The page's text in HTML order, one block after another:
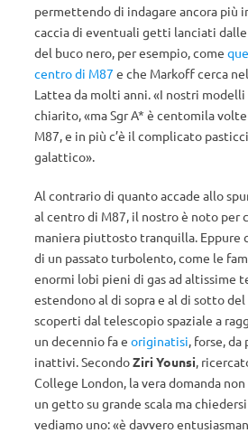
permettendo di indagare ancora più
caccia di eventuali getti lanciati
del buco nero, per esempio, come
centro di M87 e che Markoff cerca
Lattea da molti anni. «I nostri
chiarito, «ma Sgr A* è centomila
M87, e in più c’è il complicato
galattico».
Al contrario di quanto accade allo
al centro di M87, il nostro è noto per
maniera piuttosto tranquilla. Eppure
di un passato turbolento, come le
enormi lobi pieni di gas ad altissime
estendono al di sopra e al di sotto
scoperti dal telescopio spaziale a
un decennio fa e originatisi, forse,
inattivi. SecondoZiri Younsi,
College London, la vera domanda
un getto su grande scala ma
vediamo uno: «è davvero